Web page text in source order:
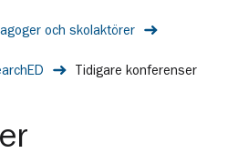
och skolaktörer
Tidigare konferenser